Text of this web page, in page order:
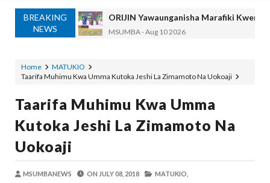
BREAKING
NEWS
ORIJIN Yawaunganisha Marafiki Kwenye
MSUMBA-Aug 10 2026
Global Yawataka Wanaokwenda
NM-AIST KINARA WA MAONESHO YA
Alex Sonna Aug 09 2026
BARAZA LA USHINDANI LAJA NA MFUMO WA
Home
MATUKIO
Taarifa Muhimu Kwa Umma Kutoka Jeshi La Zimamoto Na Uokoaji
Taarifa Muhimu Kwa Umma
Kutoka Jeshi La Zimamoto Na
Uokoaji
MSUMBANEWS ON JULY 08, 2018 MATUKIO,